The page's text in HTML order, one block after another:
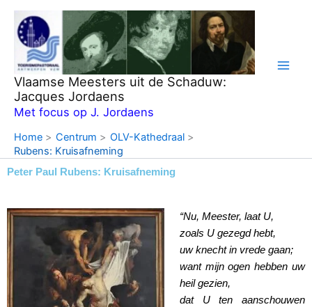
naar
inhoud
Vlaamse Meesters uit de Schaduw:
Jacques Jordaens
Met focus op J. Jordaens
Home Centrum
OLV-Kathedraal
Rubens: Kruisafneming
Peter Paul Rubens: Kruisafneming
“Nu, Meester, laat U,
zoals U gezegd hebt,
uw knecht in vrede gaan;
want mijn ogen hebben uw
heil gezien,
dat U ten aanschouwen